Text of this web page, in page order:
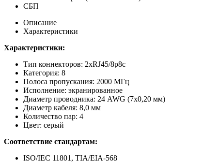
СБП
Описание
Характеристики
Характеристики:
Тип коннекторов: 2хRJ45/8р8с
Категория: 8
Полоса пропускания: 2000 МГц
Исполнение: экранированное
Диаметр проводника: 24 AWG (7х0,20 мм)
Диаметр кабеля: 8,0 мм
Количество пар: 4
Цвет: серый
Соответствие стандартам:
ISO/IEC 11801, TIA/EIA-568